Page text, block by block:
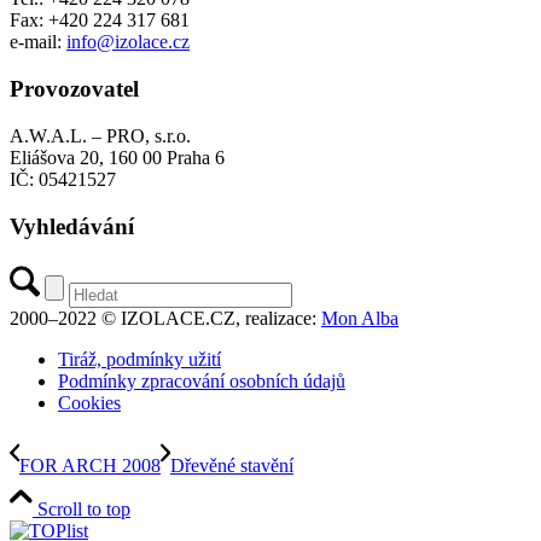
Fax: +420 224 317 681
e-mail: info@izolace.cz
Provozovatel
A.W.A.L. – PRO, s.r.o.
Eliášova 20, 160 00 Praha 6
IČ: 05421527
Vyhledávání
2000–2022 © IZOLACE.CZ, realizace: Mon Alba
Tiráž, podmínky užití
Podmínky zpracování osobních údajů
Cookies
FOR ARCH 2008 Dřevěné stavění
Scroll to top